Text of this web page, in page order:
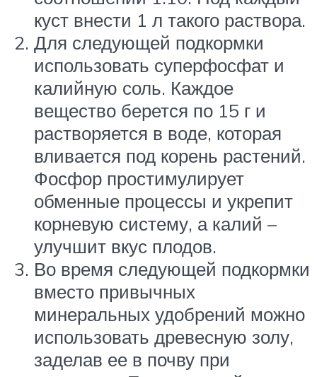
куст внести 1 л такого раствора.
Для следующей подкормки
использовать суперфосфат и
калийную соль. Каждое
вещество берется по 15 г и
растворяется в воде, которая
вливается под корень растений.
Фосфор простимулирует
обменные процессы и укрепит
корневую систему, а калий –
улучшит вкус плодов.
Во время следующей подкормки
вместо привычных
минеральных удобрений можно
использовать древесную золу,
заделав ее в почву при